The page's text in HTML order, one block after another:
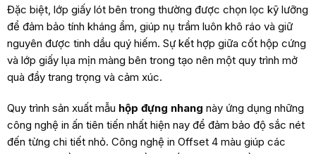
Đặc biệt, lớp giấy lót bên trong thường được chọn lọc kỹ lưỡng
để đảm bảo tính kháng ẩm, giúp nụ trầm luôn khô ráo và giữ
nguyên được tinh dầu quý hiếm. Sự kết hợp giữa cốt hộp cứng
và lớp giấy lụa mịn màng bên trong tạo nên một quy trình mở
quà đầy trang trọng và cảm xúc.
Quy trình sản xuất mẫu hộp đựng nhang này ứng dụng những
công nghệ in ấn tiên tiến nhất hiện nay để đảm bảo độ sắc nét
đến từng chi tiết nhỏ. Công nghệ in Offset 4 màu giúp các